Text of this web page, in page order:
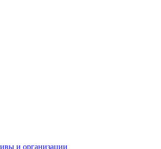
и организации